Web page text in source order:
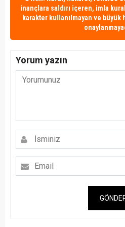
inançlara saldırı içeren, imla
karakter kullanılmayan ve büyük
Yorum yazın